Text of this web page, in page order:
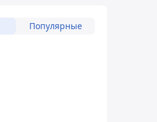
Популярные